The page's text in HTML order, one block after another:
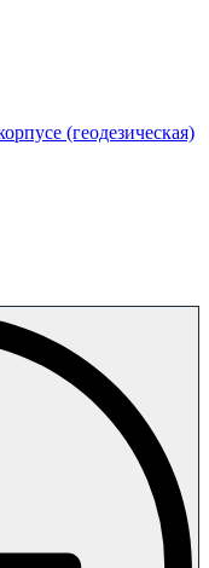
(геодезическая)